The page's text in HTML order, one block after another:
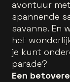
avontuur
spannende
savanne. En
het
je kunt
parade?
Een